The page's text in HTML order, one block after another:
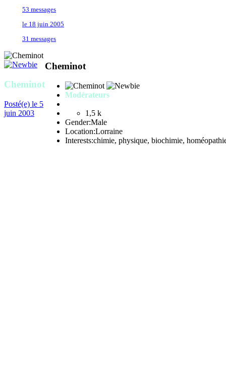
53 messages
le 18 juin 2005
31 messages
Cheminot
Posté(e) le 5
juin 2003
Cheminot
Modérateurs
1,5 k
Gender:Male
Location:Lorraine
Interests:chimie, physique, biochimie,